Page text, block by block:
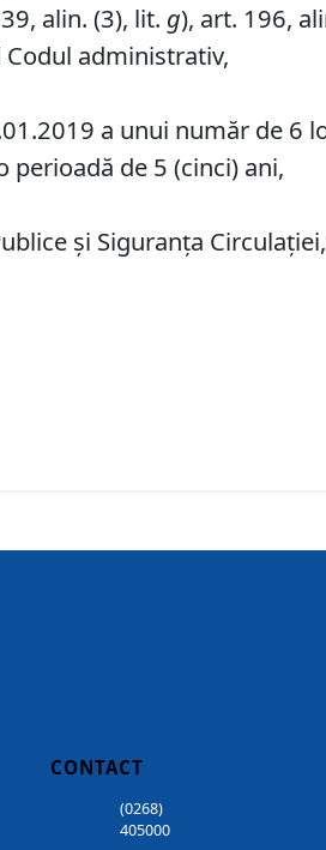
alin. (3), lit. g), art. 196,
administrativ,
a unui număr de 6
perioadă de 5 (cinci) ani,
şi Siguranţa
CONTACT
(0268)
405000